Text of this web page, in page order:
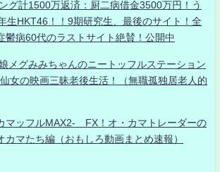
グ計1500万返済：厨二病借金3500万円！う
生HKT46！！9期研究生、最後のサイト！全
鬱病60代のラストサイト絶賛！公開中
メグみみちゃんのニートッフルステーション
女の映画三昧老後生活！（無職孤独居老人的
マッフルMAX2- FX！オ・カマトレーダーの
マたち編（おもしろ動画まとめ速報）